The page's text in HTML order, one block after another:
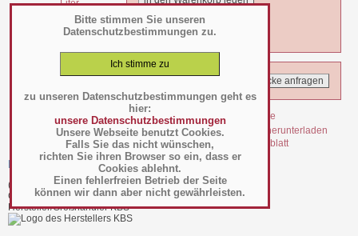
Bitte stimmen Sie unseren
Datenschutzbestimmungen zu.
zu unseren Datenschutzbestimmungen geht es
hier:
unsere Datenschutzbestimmungen
Unsere Webseite benutzt Cookies.
Falls Sie das nicht wünschen,
richten Sie ihren Browser so ein, dass er
Cookies ablehnt.
Einen fehlerfreien Betrieb der Seite
können wir dann aber nicht gewährleisten.
Summe:566,10
zzgl. 19% MWSt. =
file_35242.pdf Datenblatt
Elektro-Fritteuse 1x 8 Liter - 10114402
(Art.-Nr.: 058.04.039)
GTIN: 4059395049671
Hersteller/Großhändler KBS